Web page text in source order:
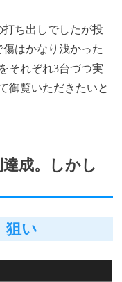
ち出しでしたが投
はかなり浅かった
それぞれ3台づつ実
御覧いただきたいと
成。しかし
狙い